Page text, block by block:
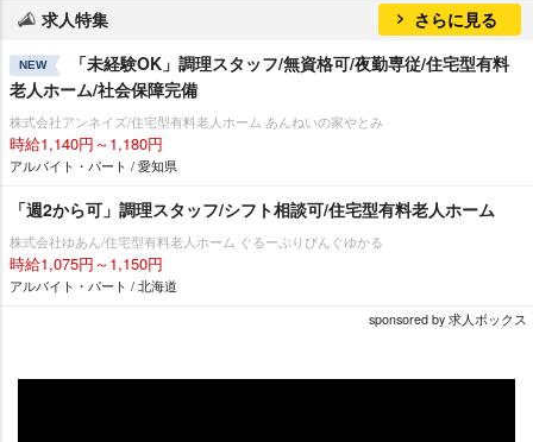
求人特集 さらに見る
NEW
「未経験OK」調理スタッフ/無資格可/夜勤専従/住宅型有料
老人ホーム/社会保障完備
株式会社アンネイズ/住宅型有料老人ホーム あんねいの家やとみ
時給1,140円～1,180円
アルバイト・パート / 愛知県
「週2から可」調理スタッフ/シフト相談可/住宅型有料老人ホーム
株式会社ゆあん/住宅型有料老人ホーム ぐるーぷりびんぐゆかる
時給1,075円～1,150円
アルバイト・パート / 北海道
sponsored by 求人ボックス